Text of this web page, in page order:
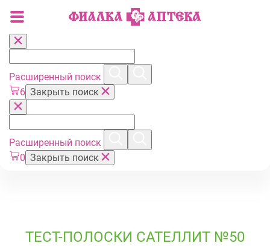
Расширенный поиск
6 Закрыть поиск
Расширенный поиск
0 Закрыть поиск
ТЕСТ-ПОЛОСКИ САТЕЛЛИТ №50